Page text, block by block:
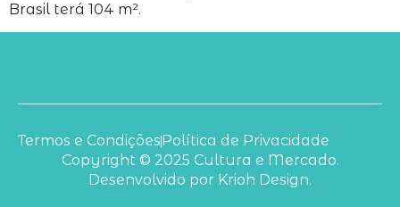
Brasil terá 104 m².
Copyright © 2025 Cultura e Mercado.
Desenvolvido por Krioh Design.
Termos e Condições Política de Privacidade